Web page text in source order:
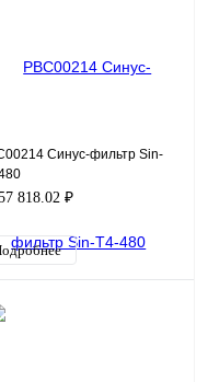
Синус-фильтр Sin-
818.02 ₽